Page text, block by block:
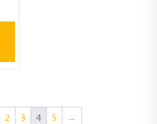
2 3 4 5 →